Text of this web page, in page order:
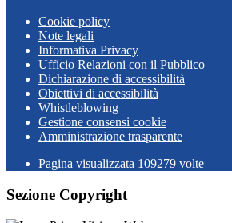
Cookie policy
Note legali
Informativa Privacy
Ufficio Relazioni con il Pubblico
Dichiarazione di accessibilità
Obiettivi di accessibilità
Whistleblowing
Gestione consensi cookie
Amministrazione trasparente
Pagina visualizzata 109279 volte
Sezione Copyright